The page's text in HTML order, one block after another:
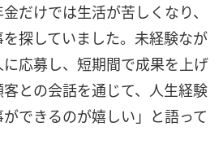
だけでは生活が苦しくなり、
探していました。未経験なが
応募し、短期間で成果を上げ
との会話を通じて、人生経験
できるのが嬉しい」と語って